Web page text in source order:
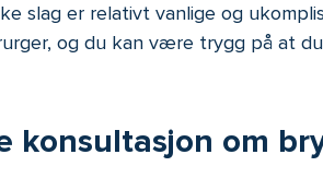
slag er relativt vanlige og
og du kan være trygg på at
konsultasjon om